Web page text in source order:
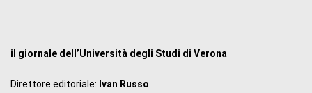
il giornale dell’Università degli Studi di Verona
Direttore editoriale: Ivan Russo